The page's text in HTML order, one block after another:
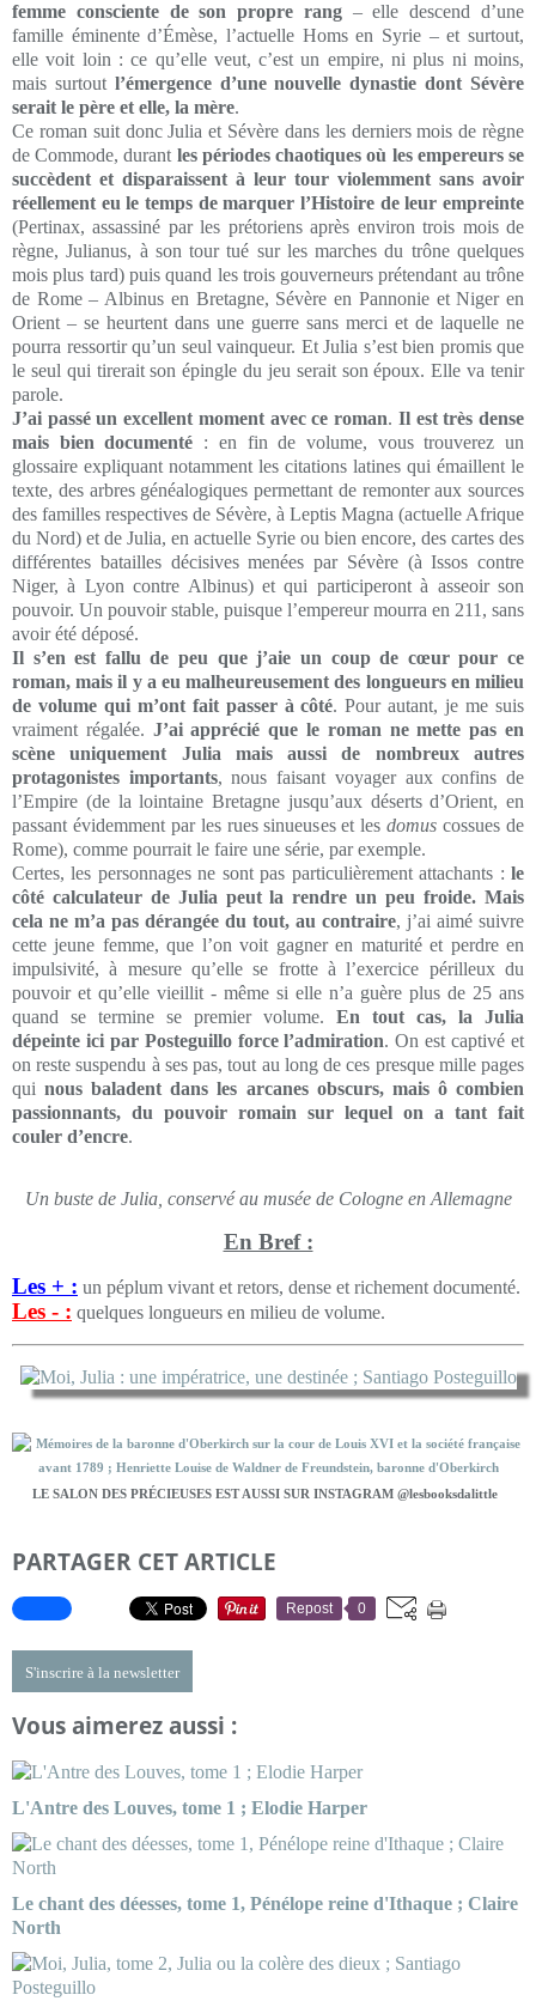
femme consciente de son propre rang– elle descend d’une
famille éminente d’Émèse, l’actuelle Homs en Syrie – et surtout,
elle voit loin : ce qu’elle veut, c’est un empire, ni plus ni moins,
mais surtout l’émergence d’une nouvelle dynastie dont Sévère
serait le père et elle, la mère.
Ce roman suit donc Julia et Sévère dans les derniers mois de règne
de Commode, durant les périodes chaotiques où les empereurs se
succèdent et disparaissent à leur tour violemment sans avoir
réellement eu le temps de marquer l’Histoire de leur empreinte
(Pertinax, assassiné par les prétoriens après environ trois mois de
règne, Julianus, à son tour tué sur les marches du trône quelques
mois plus tard) puis quand les trois gouverneurs prétendant au trône
de Rome – Albinus en Bretagne, Sévère en Pannonie et Niger en
Orient – se heurtent dans une guerre sans merci et de laquelle ne
pourra ressortir qu’un seul vainqueur. Et Julia s’est bien promis que
le seul qui tirerait son épingle du jeu serait son époux. Elle va tenir
parole.
J’ai passé un excellent moment avec ce roman. Il est très dense
mais bien documenté : en fin de volume, vous trouverez un
glossaire expliquant notamment les citations latines qui émaillent le
texte, des arbres généalogiques permettant de remonter aux sources
des familles respectives de Sévère, à Leptis Magna (actuelle Afrique
du Nord) et de Julia, en actuelle Syrie ou bien encore, des cartes des
différentes batailles décisives menées par Sévère (à Issos contre
Niger, à Lyon contre Albinus) et qui participeront à asseoir son
pouvoir. Un pouvoir stable, puisque l’empereur mourra en 211, sans
avoir été déposé.
Il s’en est fallu de peu que j’aie un coup de cœur pour ce
roman, mais il y a eu malheureusement des longueurs en milieu
de volume qui m’ont fait passer à côté. Pour autant, je me suis
vraiment régalée. J’ai apprécié que le roman ne mette pas en
scène uniquement Julia mais aussi de nombreux autres
protagonistes importants, nous faisant voyager aux confins de
l’Empire (de la lointaine Bretagne jusqu’aux déserts d’Orient, en
passant évidemment par les rues sinueuses et lesdomus cossues de
Rome), comme pourrait le faire une série, par exemple.
Certes, les personnages ne sont pas particulièrement attachants : le
côté calculateur de Julia peut la rendre un peu froide. Mais
cela ne m’a pas dérangée du tout, au contraire, j’ai aimé suivre
cette jeune femme, que l’on voit gagner en maturité et perdre en
impulsivité, à mesure qu’elle se frotte à l’exercice périlleux du
pouvoir et qu’elle vieillit - même si elle n’a guère plus de 25 ans
quand se termine se premier volume. En tout cas, la Julia
dépeinte ici par Posteguillo force l’admiration. On est captivé et
on reste suspendu à ses pas, tout au long de ces presque mille pages
quinous baladent dans les arcanes obscurs, mais ô combien
passionnants, du pouvoir romain sur lequel on a tant fait
couler d’encre.
Un buste de Julia, conservé au musée de Cologne en Allemagne
En Bref :
Les + : un péplum vivant et retors, dense et richement documenté.
Les - : quelques longueurs en milieu de volume.
LE SALON DES PRÉCIEUSES EST AUSSI SUR INSTAGRAM @lesbooksdalittle
PARTAGER CET ARTICLE
Repost 0
S'inscrire à la newsletter
Vous aimerez aussi :
L'Antre des Louves, tome 1 ; Elodie Harper
Le chant des déesses, tome 1, Pénélope reine d'Ithaque ; Claire
North